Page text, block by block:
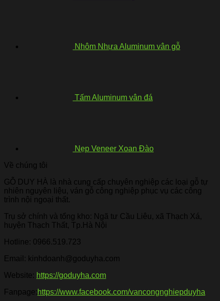
Nhôm Nhựa Aluminum vân gỗ
Tấm Aluminum vân đá
Nẹp Veneer Xoan Đào
Về chúng tôi
GỖ DUY HÀ là nhà cung cấp chuyên nghiệp các loại gỗ tự
nhiên nguyên liệu, ván gỗ công nghiệp phục vụ các công
trình nội ngoại thất.
Trụ sở chính và tổng kho: Ngã tư Cầu Liêu, xã Thạch Xá,
huyện Thạch Thất, Tp.Hà Nội
Hotline: 0966.519.723
Email: kinhdoanh@goduyha.com
Website: https://goduyha.com
Fanpage:https://www.facebook.com/vancongnghiepduyha